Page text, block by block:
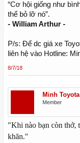
“Cơ hội giống như
thể bỏ lỡ nó”.
- William Arthur -
P/s: Để dc giá xe
liên hệ vào Hotline:
8/7/18
Minh Toyota
Member
"Khi nào bạn còn thở,
khăn."